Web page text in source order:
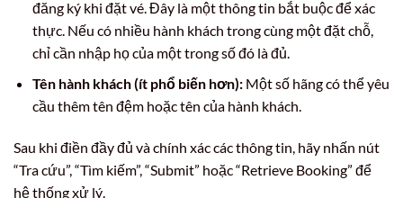
đăng ký khi đặt vé. Đây là một thông tin bắt buộc để xác
thực. Nếu có nhiều hành khách trong cùng một đặt chỗ,
chỉ cần nhập họ của một trong số đó là đủ.
Tên hành khách (ít phổ biến hơn):Một số hãng có thể yêu
cầu thêm tên đệm hoặc tên của hành khách.
Sau khi điền đầy đủ và chính xác các thông tin, hãy nhấn nút
“Tra cứu”, “Tìm kiếm”, “Submit” hoặc “Retrieve Booking” để
hệ thống xử lý.